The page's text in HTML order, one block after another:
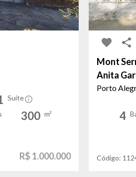
Suíte
300 m²
R$ 1.000.000
Mont
Anita
Porto
4
Código: